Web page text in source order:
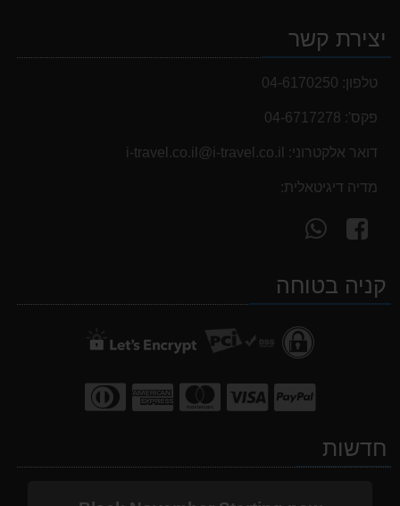
יצירת קשר
טלפון: 04-6170250
פקס': 04-6717278
דואר אלקטרוני: i-travel.co.il@i-travel.co.il
מדיה דיגיטאלית:
עקוב
אחרינו
facebook
WhatsAppקניה בטוחה
חדשות